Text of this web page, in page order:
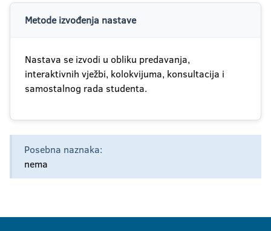
Metode izvođenja nastave
Nastava se izvodi u obliku predavanja,
interaktivnih vježbi, kolokvijuma, konsultacija i
samostalnog rada studenta.
Posebna naznaka:
nema